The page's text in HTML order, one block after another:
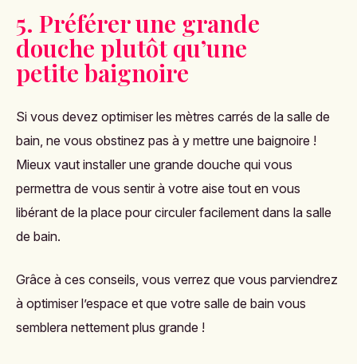
5. Préférer une grande
douche plutôt qu’une
petite baignoire
Si vous devez optimiser les mètres carrés de la salle de
bain, ne vous obstinez pas à y mettre une baignoire !
Mieux vaut installer une grande douche qui vous
permettra de vous sentir à votre aise tout en vous
libérant de la place pour circuler facilement dans la salle
de bain.
Grâce à ces conseils, vous verrez que vous parviendrez
à optimiser l’espace et que votre salle de bain vous
semblera nettement plus grande !